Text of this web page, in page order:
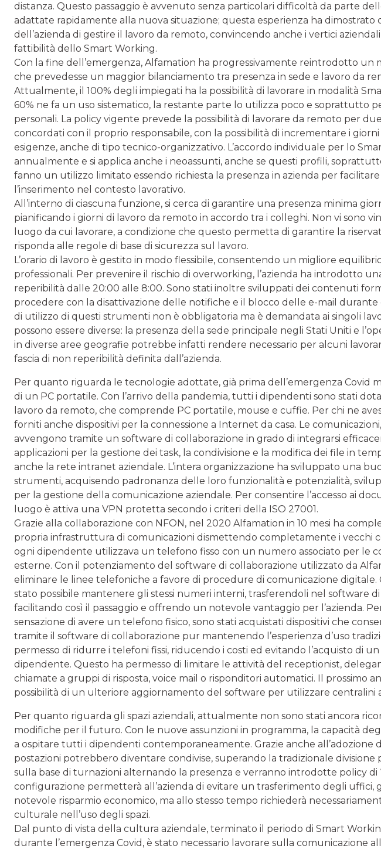
distanza. Questo passaggio è avvenuto senza particolari difficoltà da parte
adattate rapidamente alla nuova situazione; questa esperienza ha dimostrato
dell’azienda di gestire il lavoro da remoto, convincendo anche i vertici
fattibilità dello Smart Working.
Con la fine dell’emergenza, Alfamation ha progressivamente reintrodotto un
che prevedesse un maggior bilanciamento tra presenza in sede e lavoro da
Attualmente, il 100% degli impiegati ha la possibilità di lavorare in modalità
60% ne fa un uso sistematico, la restante parte lo utilizza poco e soprattutto
personali. La policy vigente prevede la possibilità di lavorare da remoto per
concordati con il proprio responsabile, con la possibilità di incrementare i giorni
esigenze, anche di tipo tecnico-organizzativo. L’accordo individuale per lo
annualmente e si applica anche i neoassunti, anche se questi profili,
fanno un utilizzo limitato essendo richiesta la presenza in azienda per
l’inserimento nel contesto lavorativo.
All’interno di ciascuna funzione, si cerca di garantire una presenza minima
pianificando i giorni di lavoro da remoto in accordo tra i colleghi. Non vi sono
luogo da cui lavorare, a condizione che questo permetta di garantire la
risponda alle regole di base di sicurezza sul lavoro.
L’orario di lavoro è gestito in modo flessibile, consentendo un migliore
professionali. Per prevenire il rischio di overworking, l’azienda ha introdotto
reperibilità dalle 20:00 alle 8:00. Sono stati inoltre sviluppati dei contenuti
procedere con la disattivazione delle notifiche e il blocco delle e-mail durante
di utilizzo di questi strumenti non è obbligatoria ma è demandata ai singoli
possono essere diverse: la presenza della sede principale negli Stati Uniti e
in diverse aree geografie potrebbe infatti rendere necessario per alcuni
fascia di non reperibilità definita dall’azienda.
Per quanto riguarda le tecnologie adottate, già prima dell’emergenza Covid
di un PC portatile. Con l’arrivo della pandemia, tutti i dipendenti sono stati
lavoro da remoto, che comprende PC portatile, mouse e cuffie. Per chi ne
forniti anche dispositivi per la connessione a Internet da casa. Le
avvengono tramite un software di collaborazione in grado di integrarsi
applicazioni per la gestione dei task, la condivisione e la modifica dei file in
anche la rete intranet aziendale. L’intera organizzazione ha sviluppato una
strumenti, acquisendo padronanza delle loro funzionalità e potenzialità,
per la gestione della comunicazione aziendale. Per consentire l’accesso ai
luogo è attiva una VPN protetta secondo i criteri della ISO 27001.
Grazie alla collaborazione con NFON, nel 2020 Alfamation in 10 mesi ha
propria infrastruttura di comunicazioni dismettendo completamente i vecchi
ogni dipendente utilizzava un telefono fisso con un numero associato per le
esterne. Con il potenziamento del software di collaborazione utilizzato da
eliminare le linee telefoniche a favore di procedure di comunicazione
stato possibile mantenere gli stessi numeri interni, trasferendoli nel software
facilitando così il passaggio e offrendo un notevole vantaggio per l’azienda.
sensazione di avere un telefono fisico, sono stati acquistati dispositivi che
tramite il software di collaborazione pur mantenendo l’esperienza d’uso
permesso di ridurre i telefoni fissi, riducendo i costi ed evitando l’acquisto di
dipendente. Questo ha permesso di limitare le attività del receptionist,
chiamate a gruppi di risposta, voice mail o risponditori automatici. Il prossimo
possibilità di un ulteriore aggiornamento del software per utilizzare centralini
Per quanto riguarda gli spazi aziendali, attualmente non sono stati ancora
modifiche per il futuro. Con le nuove assunzioni in programma, la capacità
a ospitare tutti i dipendenti contemporaneamente. Grazie anche all’adozione
postazioni potrebbero diventare condivise, superando la tradizionale divisione
sulla base di turnazioni alternando la presenza e verranno introdotte policy di
configurazione permetterà all’azienda di evitare un trasferimento degli uffici,
notevole risparmio economico, ma allo stesso tempo richiederà
culturale nell’uso degli spazi.
Dal punto di vista della cultura aziendale, terminato il periodo di Smart
durante l’emergenza Covid, è stato necessario lavorare sulla comunicazione